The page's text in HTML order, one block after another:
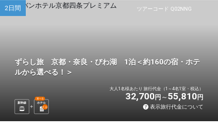
ツアーコード Q02NNG
2日間
ずらし旅 京都・奈良・びわ湖 1泊＜約160の宿・ホテ
ルから選べる！＞
新幹線 ホテル
選べる
1 泊
大人1名様あたり 旅行代金（1～4名1室・税込）
32,700 円 55,810 円
表示旅行代金について